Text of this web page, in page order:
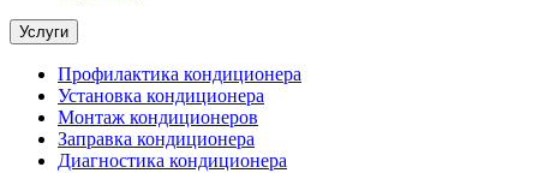
Услуги
Профилактика кондиционера
Установка кондиционера
Монтаж кондиционеров
Заправка кондиционера
Диагностика кондиционера